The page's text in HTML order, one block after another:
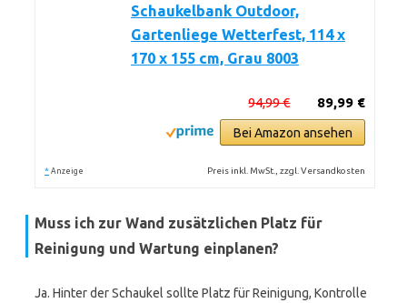
Schaukelbank Outdoor,
Gartenliege Wetterfest, 114 x
170 x 155 cm, Grau 8003
89,99 €
94,99 €
Bei Amazon ansehen
* Anzeige Preis inkl. MwSt., zzgl. Versandkosten
Muss ich zur Wand zusätzlichen Platz für
Reinigung und Wartung einplanen?
Ja. Hinter der Schaukel sollte Platz für Reinigung, Kontrolle